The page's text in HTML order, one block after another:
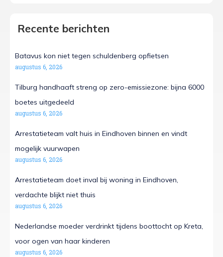
Recente berichten
Batavus kon niet tegen schuldenberg opfietsen
augustus 6, 2026
Tilburg handhaaft streng op zero-emissiezone: bijna 6000
boetes uitgedeeld
augustus 6, 2026
Arrestatieteam valt huis in Eindhoven binnen en vindt
mogelijk vuurwapen
augustus 6, 2026
Arrestatieteam doet inval bij woning in Eindhoven,
verdachte blijkt niet thuis
augustus 6, 2026
Nederlandse moeder verdrinkt tijdens boottocht op Kreta,
voor ogen van haar kinderen
augustus 6, 2026